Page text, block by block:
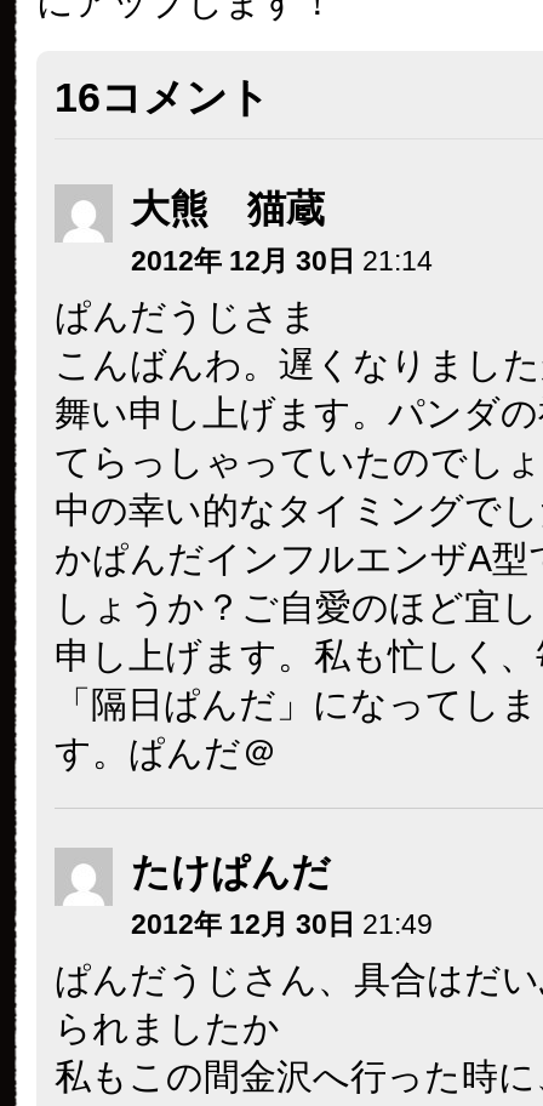
16コメント
大熊 猫蔵
2012年 12月 30日 21:14
ぱんだうじさま
こんばんわ。遅くなりまし
舞い申し上げます。パンダ
てらっしゃっていたのでし
中の幸い的なタイミングで
かぱんだインフルエンザA型
しょうか？ご自愛のほど宜
申し上げます。私も忙しく
「隔日ぱんだ」になってし
す。ぱんだ＠
たけぱんだ
2012年 12月 30日 21:49
ぱんだうじさん、具合はだ
られましたか
私もこの間金沢へ行った時